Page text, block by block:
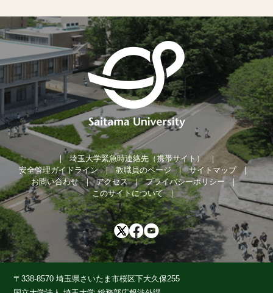
埼玉大学緊急時連絡先（携帯サイト）
安全管理ガイドライン
教職員のページ
サイトマップ
お問い合わせ
アクセス
プライバシーポリシー
このサイトについて
〒338-8570 埼玉県さいたま市桜区下大久保255